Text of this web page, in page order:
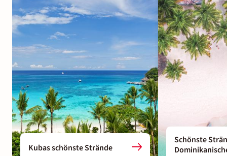
Kubas schönste Strände
Schönste